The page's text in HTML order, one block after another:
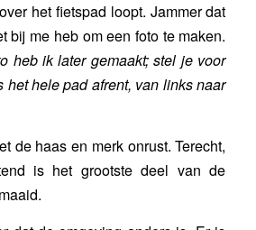
het fietspad loopt. Jammer dat
bij me heb om een foto te maken.
heb ik later gemaakt; stel je voor
het hele pad afrent, van links naar
de haas en merk onrust. Terecht,
is het grootste deel van de